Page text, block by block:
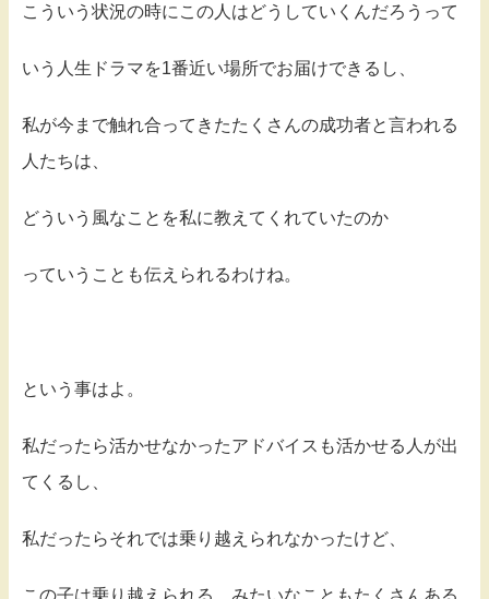
こういう状況の時にこの人はどうしていくんだろうって
いう人生ドラマを1番近い場所でお届けできるし、
私が今まで触れ合ってきたたくさんの成功者と言われる
人たちは、
どういう風なことを私に教えてくれていたのか
っていうことも伝えられるわけね。
という事はよ。
私だったら活かせなかったアドバイスも活かせる人が出
てくるし、
私だったらそれでは乗り越えられなかったけど、